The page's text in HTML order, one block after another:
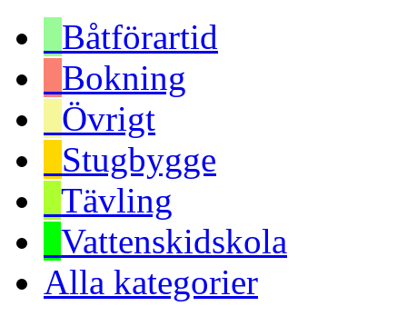
Båtförartid
Bokning
Övrigt
Stugbygge
Tävling
Vattenskidskola
Alla kategorier